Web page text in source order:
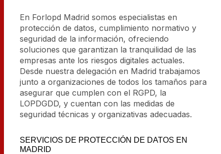
En Forlopd Madrid somos especialistas en
protección de datos, cumplimiento normativo y
seguridad de la información, ofreciendo
soluciones que garantizan la tranquilidad de las
empresas ante los riesgos digitales actuales.
Desde nuestra delegación en Madrid trabajamos
junto a organizaciones de todos los tamaños para
asegurar que cumplen con el RGPD, la
LOPDGDD, y cuentan con las medidas de
seguridad técnicas y organizativas adecuadas.
SERVICIOS DE PROTECCIÓN DE DATOS EN
MADRID